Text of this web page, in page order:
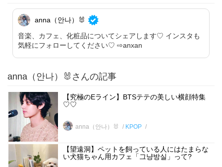
anna（안나）🐰
音楽、カフェ、化粧品についてシェアします♡ インスタも
気軽にフォローしてください♡ ⇨anxan
anna（안나）🐰さんの記事
【究極のEライン】BTSテテの美しい横顔特集
♡♡
anna（안나）🐰 KPOP
【望遠洞】ペットを飼っている人にはたまらな
い犬猫ちゃん用カフェ「그냥방실」って?